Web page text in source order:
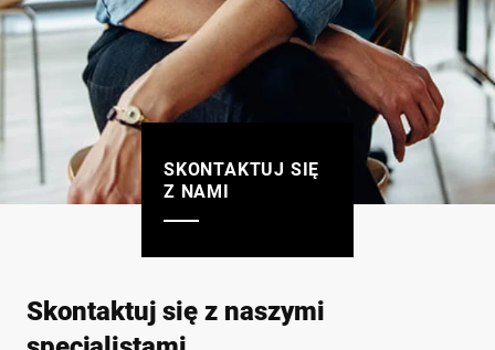
SKONTAKTUJ SIĘ
Z NAMI
Skontaktuj się z naszymi